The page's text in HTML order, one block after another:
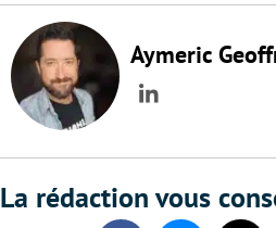
Aymeric
LinkedIn
La rédaction vous